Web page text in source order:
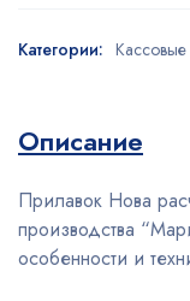
Категории:
Описание
Прилавок Нова
производства
особенности и